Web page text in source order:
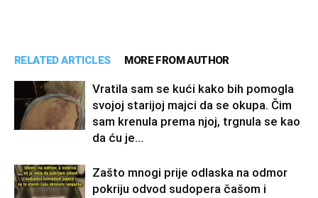
RELATED ARTICLES MORE FROM AUTHOR
Vratila sam se kući kako bih pomogla
svojoj starijoj majci da se okupa. Čim
sam krenula prema njoj, trgnula se kao
da ću je...
Zašto mnogi prije odlaska na odmor
pokriju odvod sudopera čašom i